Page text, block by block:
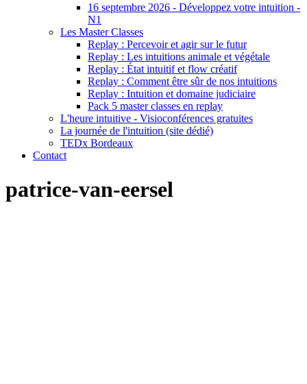
16 septembre 2026 - Développez votre intuition -
N1
Les Master Classes
Replay : Percevoir et agir sur le futur
Replay : Les intuitions animale et végétale
Replay : État intuitif et flow créatif
Replay : Comment être sûr de nos intuitions
Replay : Intuition et domaine judiciaire
Pack 5 master classes en replay
L'heure intuitive - Visioconférences gratuites
La journée de l'intuition (site dédié)
TEDx Bordeaux
Contact
patrice-van-eersel